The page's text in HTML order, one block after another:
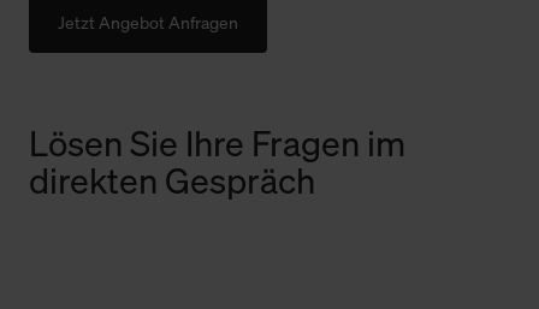
Jetzt Angebot Anfragen
Lösen Sie Ihre Fragen im
direkten Gespräch